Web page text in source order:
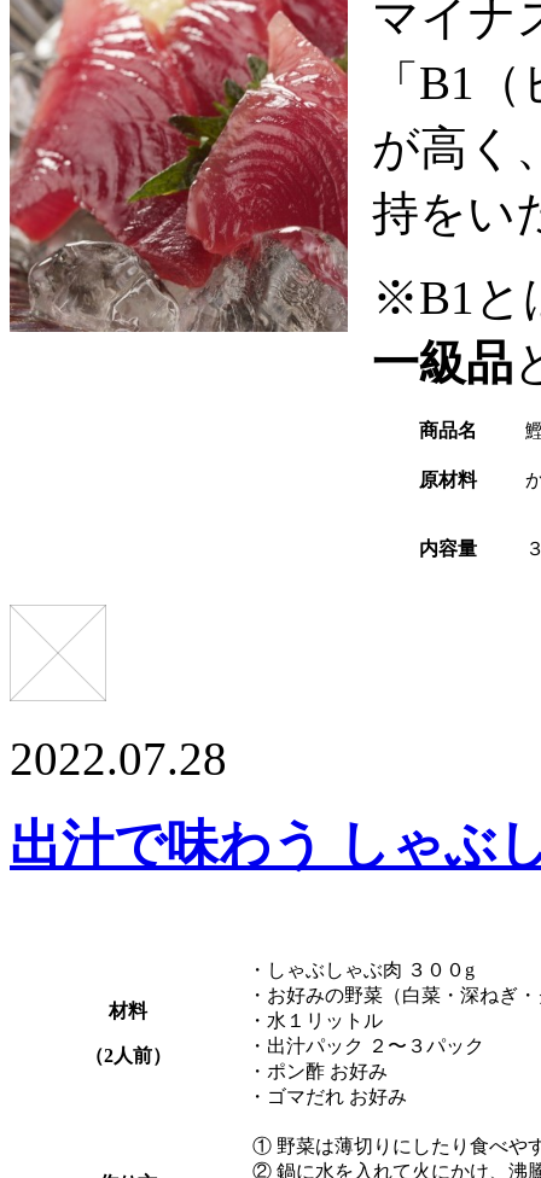
マイナ
「B1
が高く
持をい
※B1と
一級品
商品名
原材料
内容量
2022.07.28
出汁で味わう しゃぶ
材料
（2人前）
・しゃぶしゃぶ肉 ３００g
・お好みの野菜（白菜・深ねぎ
・水１リットル
・出汁パック ２〜３パック
・ポン酢 お好み
・ゴマだれ お好み
① 野菜は薄切りにしたり食べや
② 鍋に水を入れて火にかけ、沸